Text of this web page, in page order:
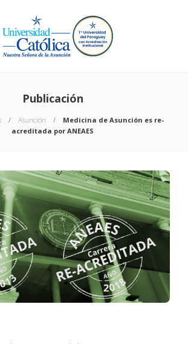
Publicación
Asunción
Medicina de Asunción es re-
acreditada por ANEAES